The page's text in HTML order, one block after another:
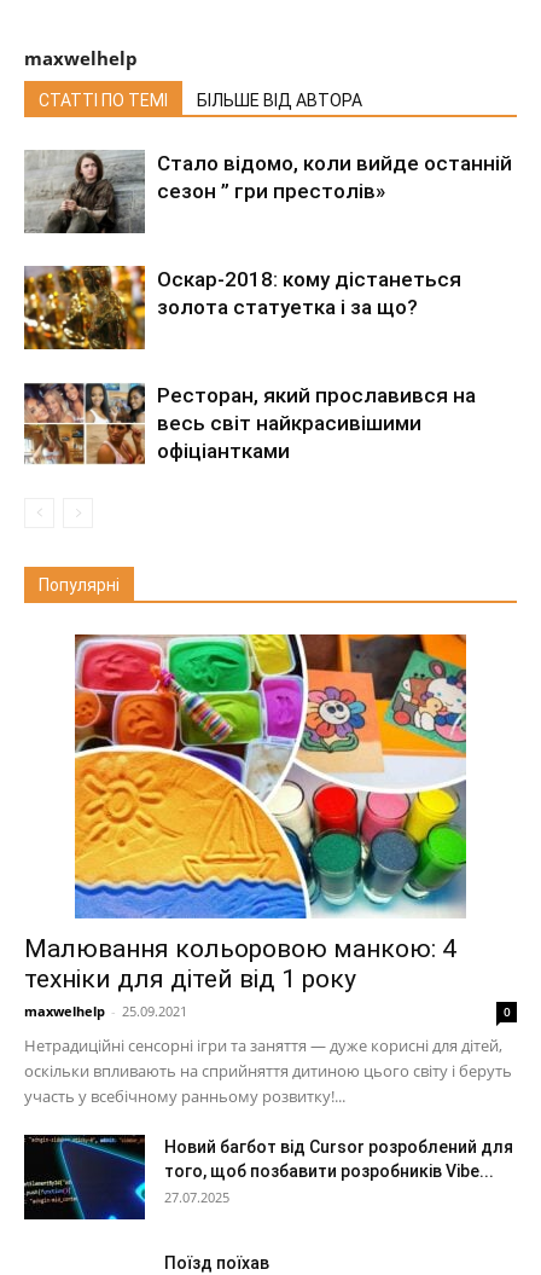
maxwelhelp
СТАТТІ ПО ТЕМІ БІЛЬШЕ ВІД АВТОРА
Стало відомо, коли вийде останній
сезон ” гри престолів»
Оскар-2018: кому дістанеться
золота статуетка і за що?
Ресторан, який прославився на
весь світ найкрасивішими
офіціантками
Популярні
Малювання кольоровою манкою: 4
техніки для дітей від 1 року
maxwelhelp - 25.09.2021 0
Нетрадиційні сенсорні ігри та заняття — дуже корисні для дітей,
оскільки впливають на сприйняття дитиною цього світу і беруть
участь у всебічному ранньому розвитку!...
Новий багбот від Cursor розроблений для
того, щоб позбавити розробників Vibe...
27.07.2025
Поїзд поїхав